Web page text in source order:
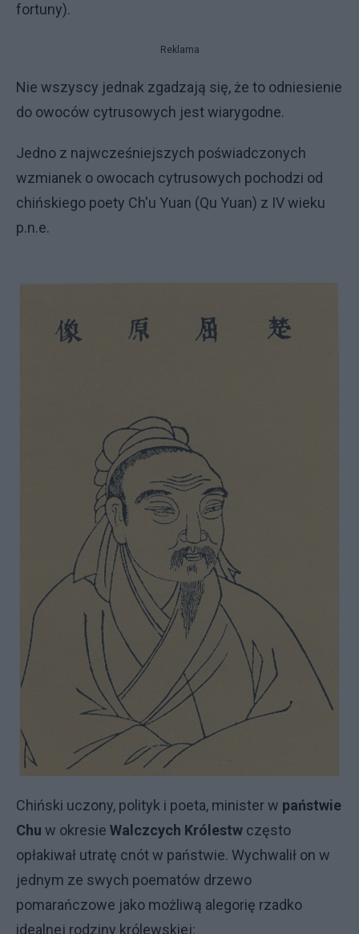
fortuny).
Reklama
Nie wszyscy jednak zgadzają się, że to odniesienie
do owoców cytrusowych jest wiarygodne.
Jedno z najwcześniejszych poświadczonych
wzmianek o owocach cytrusowych pochodzi od
chińskiego poety Ch'u Yuan (Qu Yuan) z IV wieku
p.n.e.
Chiński uczony, polityk i poeta, minister w państwie
Chu w okresie Walczcych Królestw często
opłakiwał utratę cnót w państwie. Wychwalił on w
jednym ze swych poematów drzewo
pomarańczowe jako możliwą alegorię rzadko
idealnej rodziny królewskiej: